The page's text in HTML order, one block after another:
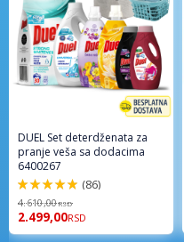
DUEL Set deterdženata za
pranje veša sa dodacima
6400267
98%
(86)
4.610,00RSD
2.499,00RSD